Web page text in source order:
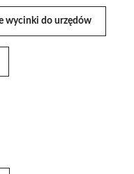
wycinki do urzędów